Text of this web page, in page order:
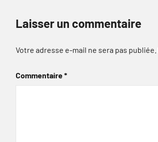
Laisser un commentaire
Votre adresse e-mail ne sera pas publiée.
Commentaire*